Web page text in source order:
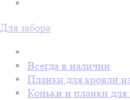
Для забора
Всегда в наличии
Планки для кровли
Коньки и планки